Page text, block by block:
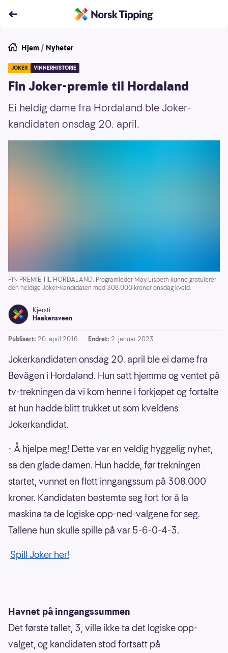
Hjem / Nyheter
JOKER VINNERHISTORIE
Fin Joker-premie til Hordaland
Ei heldig dame fra Hordaland ble Joker-
kandidaten onsdag 20. april.
FIN PREMIE TIL HORDALAND: Programleder May Lisbeth kunne gratulerer
den heldige Joker-kandidaten med 308.000 kroner onsdag kveld.
Kjersti
Haakensveen
Publisert: 20. april 2016 Endret: 2. januar 2023
Jokerkandidaten onsdag 20. april ble ei dame fra
Bøvågen i Hordaland. Hun satt hjemme og ventet på
tv-trekningen da vi kom henne i forkjøpet og fortalte
at hun hadde blitt trukket ut som kveldens
Jokerkandidat.
- Å hjelpe meg! Dette var en veldig hyggelig nyhet,
sa den glade damen. Hun hadde, før trekningen
startet, vunnet en flott inngangssum på 308.000
kroner. Kandidaten bestemte seg fort for å la
maskina ta de logiske opp-ned-valgene for seg.
Tallene hun skulle spille på var 5-6-0-4-3.
Spill Joker her!
Havnet på inngangssummen
Det første tallet, 3, ville ikke ta det logiske opp-
valget, og kandidaten stod fortsatt på